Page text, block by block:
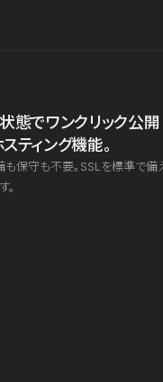
態でワンクリック公開
ティング機能。
保守も不要。SSLを標準で備
。